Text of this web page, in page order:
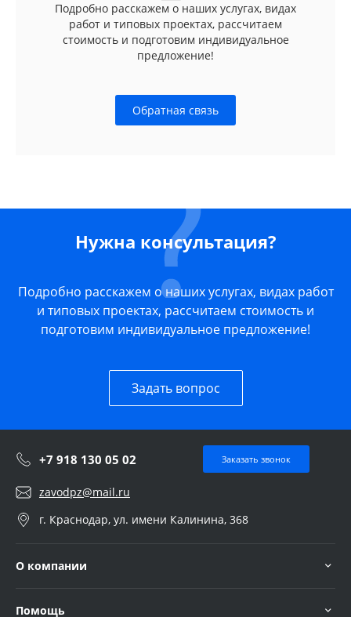
Подробно расскажем о наших услугах, видах
работ и типовых проектах, рассчитаем
стоимость и подготовим индивидуальное
предложение!
Обратная связь
Нужна консультация?
Подробно расскажем о наших услугах, видах работ
и типовых проектах, рассчитаем стоимость и
подготовим индивидуальное предложение!
Задать вопрос
+7 918 130 05 02 Заказать звонок
zavodpz@mail.ru
г. Краснодар, ул. имени Калинина, 368
О компании
Помощь